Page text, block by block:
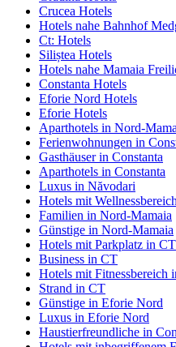
Crucea Hotels
Hotels nahe Bahnhof
Ct: Hotels
Siliștea Hotels
Hotels nahe Mamaia
Constanta Hotels
Eforie Nord Hotels
Eforie Hotels
Aparthotels in Nord-
Ferienwohnungen in
Gasthäuser in Constanta
Aparthotels in Constanta
Luxus in Năvodari
Hotels mit
Familien in Nord-Mamaia
Günstige in Nord-Mamaia
Hotels mit Parkplatz in CT
Business in CT
Hotels mit Fitnessbereich
Strand in CT
Günstige in Eforie Nord
Luxus in Eforie Nord
Haustierfreundliche in